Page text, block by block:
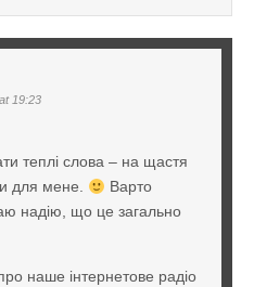
19:23
теплі слова – на щастя
для мене.
Варто
надію, що це загально
наше інтернетове радіо